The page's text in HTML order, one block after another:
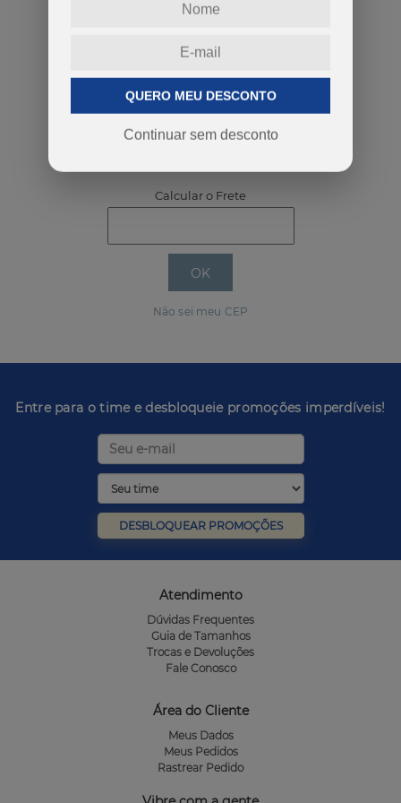
QUERO MEU DESCONTO
Continuar sem desconto
Calcular o Frete
Não sei meu CEP
Entre para o time e desbloqueie promoções imperdíveis!
DESBLOQUEAR PROMOÇÕES
Atendimento
Dúvidas Frequentes
Guia de Tamanhos
Trocas e Devoluções
Fale Conosco
Área do Cliente
Meus Dados
Meus Pedidos
Rastrear Pedido